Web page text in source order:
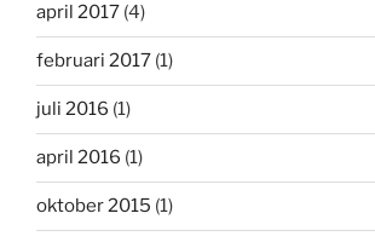
april 2017 (4)
februari 2017 (1)
juli 2016 (1)
april 2016 (1)
oktober 2015 (1)